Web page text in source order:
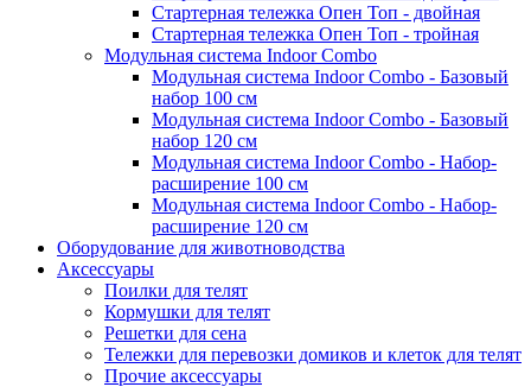
Стартерная тележка Опен Топ - двойная
Стартерная тележка Опен Топ - тройная
Модульная система Indoor Combo
Модульная система Indoor Combo - Базовый
набор 100 см
Модульная система Indoor Combo - Базовый
набор 120 см
Модульная система Indoor Combo - Набор-
расширение 100 см
Модульная система Indoor Combo - Набор-
расширение 120 см
Оборудование для животноводства
Аксессуары
Поилки для телят
Кормушки для телят
Решетки для сена
Тележки для перевозки домиков и клеток для телят
Прочие аксессуары